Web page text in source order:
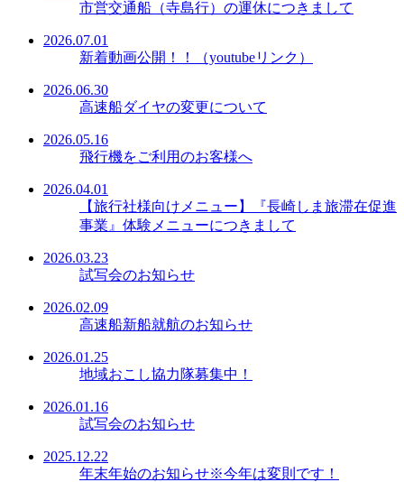
市営交通船（寺島行）の運休につきまして
2026.07.01
新着動画公開！！（youtubeリンク）
2026.06.30
高速船ダイヤの変更について
2026.05.16
飛行機をご利用のお客様へ
2026.04.01
【旅行社様向けメニュー】『長崎しま旅滞在促進
事業』体験メニューにつきまして
2026.03.23
試写会のお知らせ
2026.02.09
高速船新船就航のお知らせ
2026.01.25
地域おこし協力隊募集中！
2026.01.16
試写会のお知らせ
2025.12.22
年末年始のお知らせ※今年は変則です！